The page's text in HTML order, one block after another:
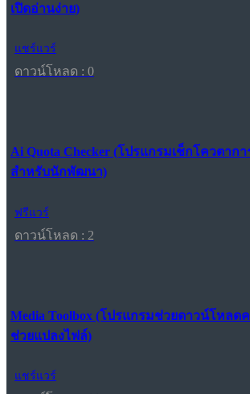
เปิดอ่านง่าย)
แชร์แวร์
ดาวน์โหลด : 0
Ai Quota Checker (โปรแกรมเช็กโควตาก
สำหรับนักพัฒนา)
ฟรีแวร์
ดาวน์โหลด : 2
Media Toolbox (โปรแกรมช่วยดาวน์โหลด
ช่วยแปลงไฟล์)
แชร์แวร์